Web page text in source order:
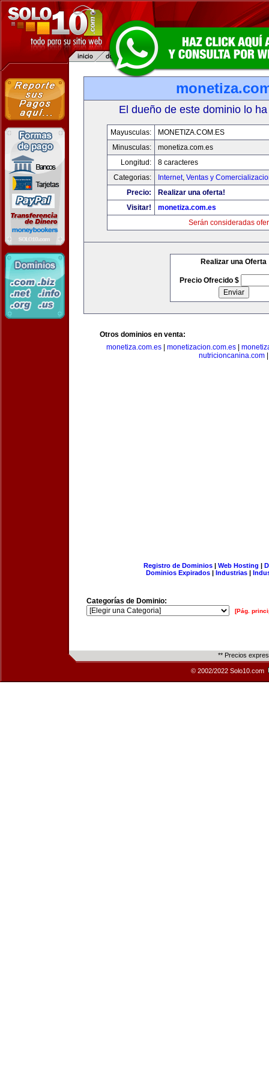
El dueño de este dominio lo
Mayusculas:
MONETIZA.COM.ES
Minusculas:
monetiza.com.es
Longitud:
8 caracteres
Categorias:
Internet, Ventas y
Precio:
Realizar una oferta!
Visitar!
monetiza.com.es
Serán consideradas
Realizar una Oferta
Precio Ofrecido $
Otros dominios en venta:
monetiza.com.es| monetizacion.com.es|
nutricioncanina.com
Registro de Dominios| Web Hosting |
Dominios Expirados | Industrias |
Categorías de Dominio:
[Pág.
** Precios
© 2002/2022 Solo10.com